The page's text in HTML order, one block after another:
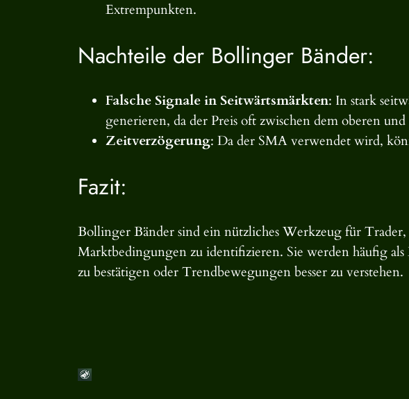
Extrempunkten.
Nachteile der Bollinger Bänder:
Falsche Signale in Seitwärtsmärkten: In stark
generieren, da der Preis oft zwischen dem oberen
Zeitverzögerung: Da der SMA verwendet wird,
Fazit:
Bollinger Bänder sind ein nützliches Werkzeug für
Marktbedingungen zu identifizieren. Sie werden häufig
zu bestätigen oder Trendbewegungen besser zu verstehen.